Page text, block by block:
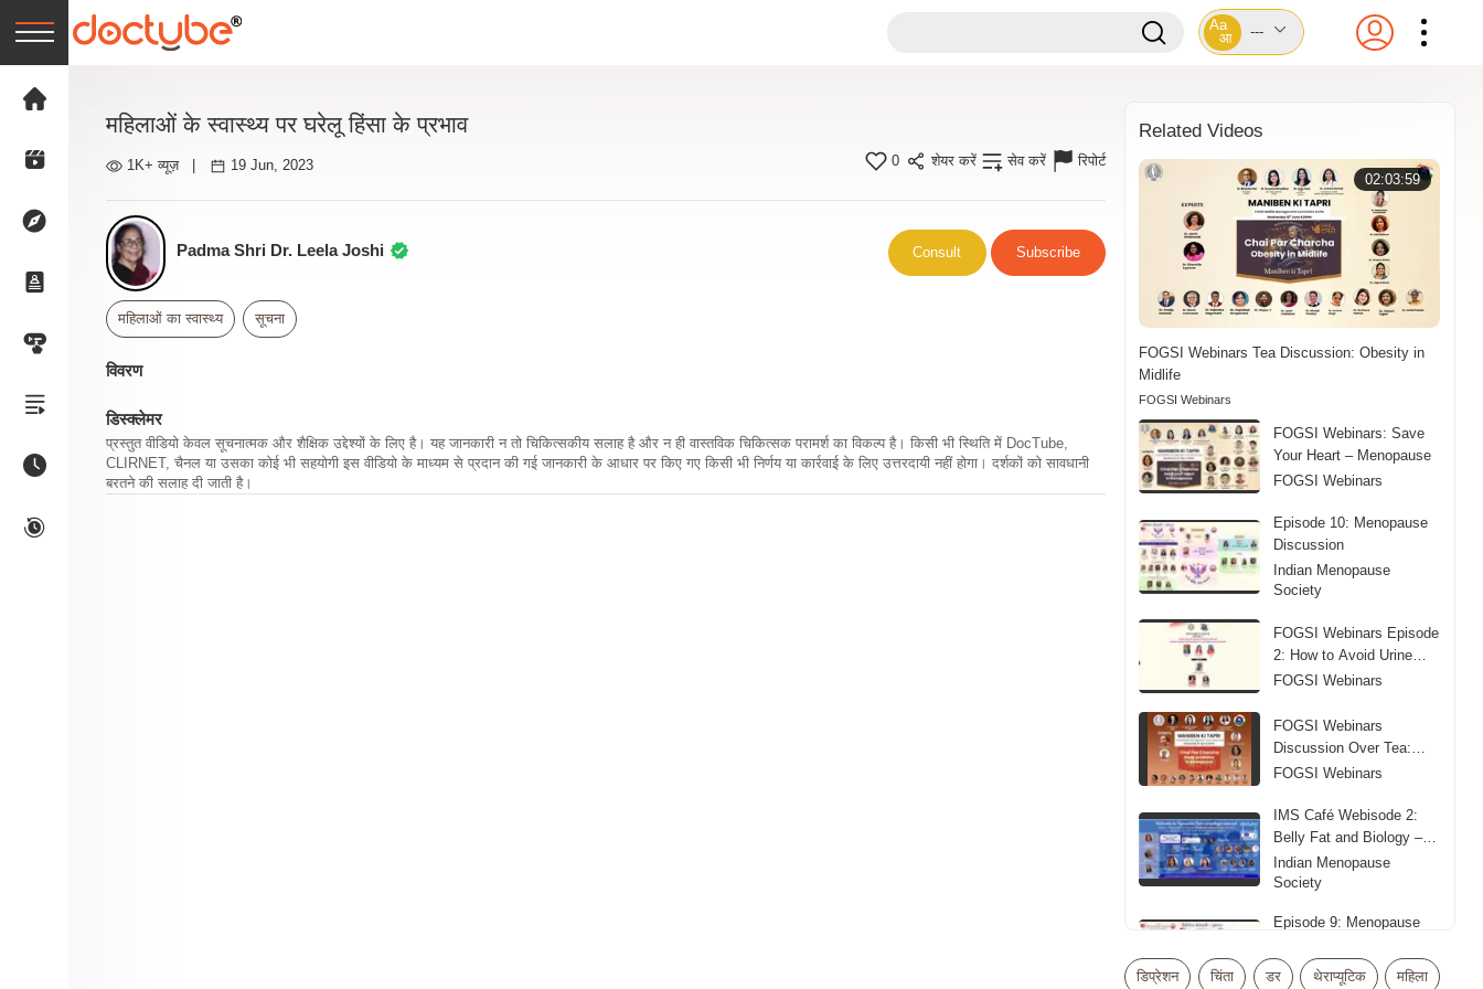
Aa
आ
---
महिलाओं के स्वास्थ्य पर घरेलू हिंसा के प्रभाव
1K+ व्यूज़ 19 Jun, 2023 0 शेयर करें सेव करें रिपोर्ट
Padma Shri Dr. Leela Joshi Consult Subscribe
महिलाओं का स्वास्थ्य सूचना
विवरण
डिस्क्लेमर
प्रस्तुत वीडियो केवल सूचनात्मक और शैक्षिक उद्देश्यों के लिए है। यह जानकारी न तो चिकित्सकीय सलाह है और न ही वास्तविक चिकित्सक परामर्श का विकल्प है। किसी भी स्थिति में DocTube,
CLIRNET, चैनल या उसका कोई भी सहयोगी इस वीडियो के माध्यम से प्रदान की गई जानकारी के आधार पर किए गए किसी भी निर्णय या कार्रवाई के लिए उत्तरदायी नहीं होगा। दर्शकों को सावधानी
बरतने की सलाह दी जाती है।
Related Videos
02:03:59
FOGSI Webinars Tea Discussion: Obesity in
Midlife
FOGSI Webinars
FOGSI Webinars: Save
Your Heart – Menopause
FOGSI Webinars
Episode 10: Menopause
Discussion
Indian Menopause
Society
FOGSI Webinars Episode
2: How to Avoid Urine
Leakage
FOGSI Webinars
FOGSI Webinars
Discussion Over Tea:
Sleep Problems in
FOGSI Webinars
IMS Café Webisode 2:
Belly Fat and Biology –
Obesity in Midlife
Indian Menopause
Society
Episode 9: Menopause
Indian Menopause
डिप्रेशन चिंता डर थेराप्यूटिक महिला